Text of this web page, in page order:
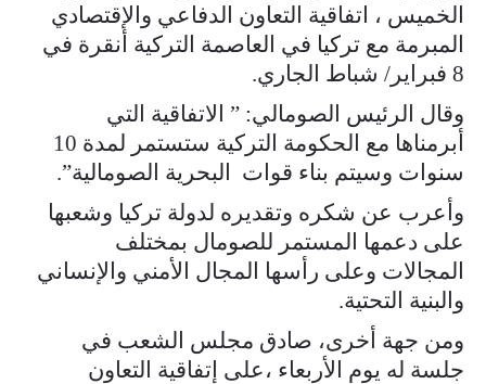
الخميس ، اتفاقية التعاون الدفاعي والإقتصادي
المبرمة مع تركيا في العاصمة التركية أنقرة في
8 فبراير/ شباط الجاري.
وقال الرئيس الصومالي: ” الاتفاقية التي
أبرمناها مع الحكومة التركية ستستمر لمدة 10
سنوات وسيتم بناء قوات البحرية الصومالية”.
وأعرب عن شكره وتقديره لدولة تركيا وشعبها
على دعمها المستمر للصومال بمختلف
المجالات وعلى رأسها المجال الأمني والإنساني
والبنية التحتية.
ومن جهة أخرى، صادق مجلس الشعب في
جلسة له يوم الأربعاء ،على إتفاقية التعاون